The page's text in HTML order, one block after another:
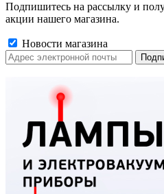
Подпишитесь на рассылку и
акции нашего магазина.
Новости магазина